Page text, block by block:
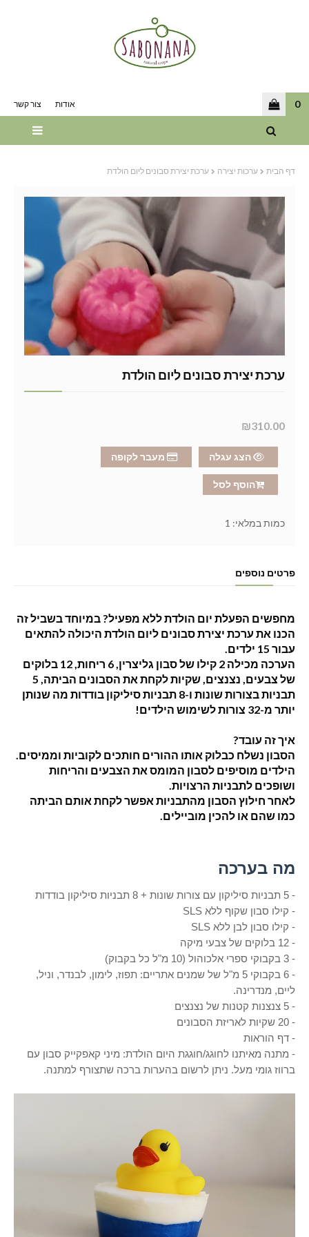
אודות צור קשר 0
דף הבית ערכות יצירה ערכת יצירת סבונים ליום הולדת
ערכת יצירת סבונים ליום הולדת
₪310.00
הצג עגלה מעבר לקופה
הוסף לסל
כמות במלאי: 1
פרטים נוספים
עבור 15 ילדים.
יותר מ-32 צורות לשימוש הילדים!
איך זה עובד?
ושופכים לתבניות הרצויות.
כמו שהם או להכין מוביילים.
מה בערכה
- 5 תב
ניות סיליקון עם צורות שונות + 8 תבניות סיליקון בודדות
- קילו סבון שקוף ללא SLS
- קילו סבון לבן ללא SLS
- 12 בלוקים ש
ל צבעי מיקה
- 3 בקבו
קי ספרי אלכוהול (10 מ"ל כל בקבוק)
- 6 בקבוקי 5 מ"ל של שמנים אתריים: תפוז, לימון, לבנדר, וניל,
ליים, מנדרינה.
- 5 צנצנות קטנות של נצנצים
- 20 שקי
ות לאריזת הסבונים
- דף הוראות
- מתנה מאיתנו לחוגג/חוגגת היום הולדת: מיני קאפקייק סבון עם
ברווז גומי מעל. ניתן לרשום בהערות ברכה שתצורף למתנה.